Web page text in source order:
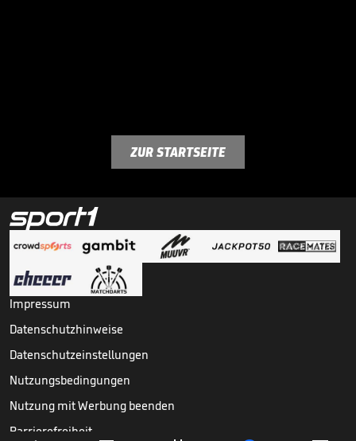
ZUR STARTSEITE
Impressum
Datenschutzhinweise
Datenschutzeinstellungen
Nutzungsbedingungen
Nutzung mit Werbung beenden
Barrierefreiheit